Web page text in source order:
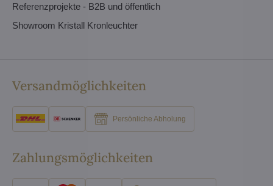
Referenzprojekte - B2B und öffentlich
Showroom Kristall Kronleuchter
Versandmöglichkeiten
Persönliche Abholung
Zahlungsmöglichkeiten